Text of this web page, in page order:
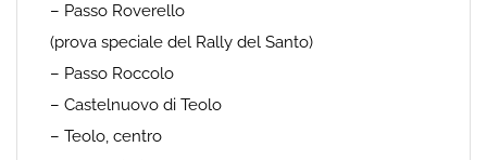
– Passo Roverello
(prova speciale del Rally del Santo)
– Passo Roccolo
– Castelnuovo di Teolo
– Teolo, centro